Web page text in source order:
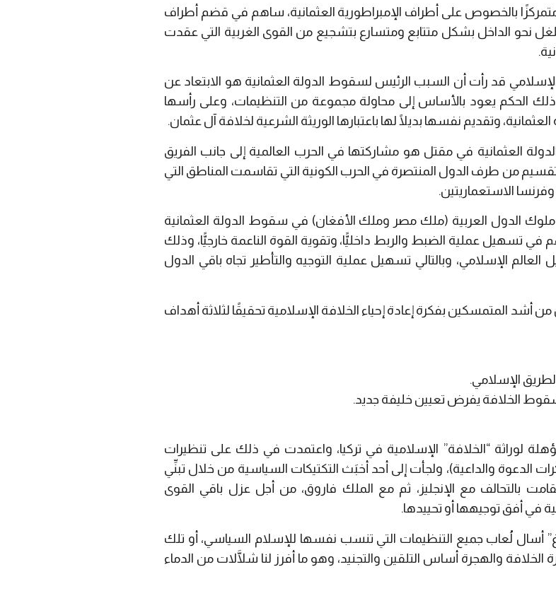
بالخصوص على أطراف الإمبراطورية العثمانية، ساهم في قضم أطراف
نحو الداخل بشكل متتابع ومتسارع بتشجيع من القوى الغربية التي عقدت
قد رأت أن السبب الرئيس لسقوط الدولة العثمانية هو الابتعاد عن
الحكم يعود بالأساس إلى محاولة مجموعة من التنظيمات، وعلى رأسها
وتقديم نفسها بديلًا لها باعتبارها الوريثة الشرعية لخلافة آل عثمان.
العثمانية في مقتل هو مشاركتها في الحرب العالمية إلى جانب الفريق
من طرف الدول المنتصرة في الحرب الكونية التي تقاسمت المناطق التي
وفرنسا الاستعماريتين.
الدول العربية (ملك مصر وملك الأفغان) في سقوط الدولة العثمانية
في تسهيل عملية الضبط والربط داخليًّا، وتقوية القوة الناعمة خارجيًّا، وذلك
الإسلامي، وبالتالي تسهيل عملية التوجيه والتأطير تجاه باقي الدول
المتمسكين بفكرة إعادة إحياء الخلافة الإسلامية تحقيقًا لثلاثة أهداف
الإسلامي.
الخلافة يفرض تعيين خليفة جديد.
لوراثة “الخلافة” الإسلامية في تركيا، واعتمدت في ذلك على تنظيرات
الدعوة والداعية)، ولجأت إلى أحد أخبَث التكتيكات السياسية من خلال تبنِّي
بالتحالف مع الإنجليز، ثم مع الملك فاروق، من أجل عزل باقي القوى
في أفق توجيهها أو تحييدها.
أسال لُعاب جميع التنظيمات التي تنسب نفسها للإسلام السياسي، أو تلك
والهجرة أساس التلقين والتجنيد، وهو ما أفرز لنا شلَّالات من الدماء